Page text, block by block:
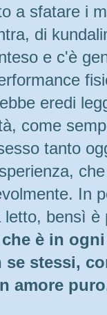
a sfatare i
di
e c'è
eredi
come
tanto
In
letto, bensì
è in
se stessi,
amore